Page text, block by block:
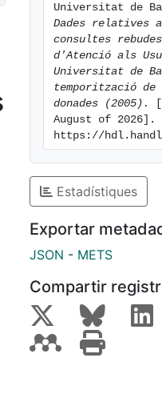
Dades relatives
consultes
d'Atenció als
Universitat de
temporització
donades (2005).
August of
https://
Estadístiques
Exportar
JSON - METS
Compartir